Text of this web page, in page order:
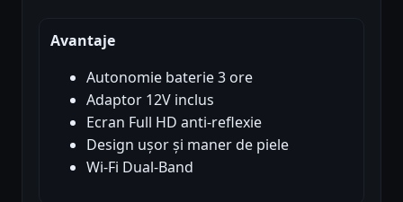
Avantaje
Autonomie baterie 3 ore
Adaptor 12V inclus
Ecran Full HD anti-reflexie
Design ușor și maner de piele
Wi-Fi Dual-Band